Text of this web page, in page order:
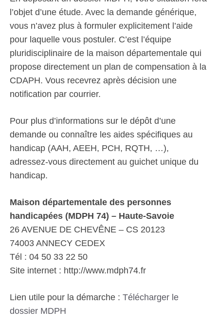
l’objet d’une étude. Avec la demande générique,
vous n’avez plus à formuler explicitement l’aide
pour laquelle vous postuler. C’est l’équipe
pluridisciplinaire de la maison départementale qui
propose directement un plan de compensation à la
CDAPH. Vous recevrez après décision une
notification par courrier.
Pour plus d’informations sur le dépôt d’une
demande ou connaître les aides spécifiques au
handicap (AAH, AEEH, PCH, RQTH, …),
adressez-vous directement au guichet unique du
handicap.
Maison départementale des personnes
handicapées (MDPH 74) – Haute-Savoie
26 AVENUE DE CHEVÊNE – CS 20123
74003 ANNECY CEDEX
Tél : 04 50 33 22 50
Site internet : http://www.mdph74.fr
Lien utile pour la démarche : Télécharger le
dossier MDPH